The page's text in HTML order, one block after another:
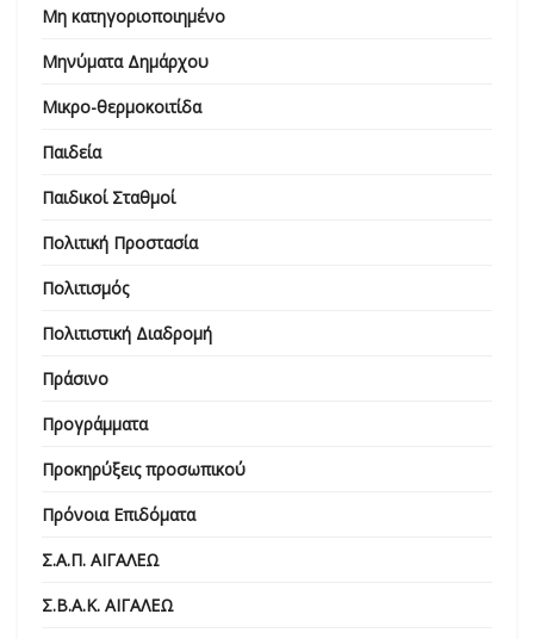
Μη κατηγοριοποιημένο
Μηνύματα Δημάρχου
Μικρο-θερμοκοιτίδα
Παιδεία
Παιδικοί Σταθμοί
Πολιτική Προστασία
Πολιτισμός
Πολιτιστική Διαδρομή
Πράσινο
Προγράμματα
Προκηρύξεις προσωπικού
Πρόνοια Επιδόματα
Σ.Α.Π. ΑΙΓΑΛΕΩ
Σ.Β.Α.Κ. ΑΙΓΑΛΕΩ